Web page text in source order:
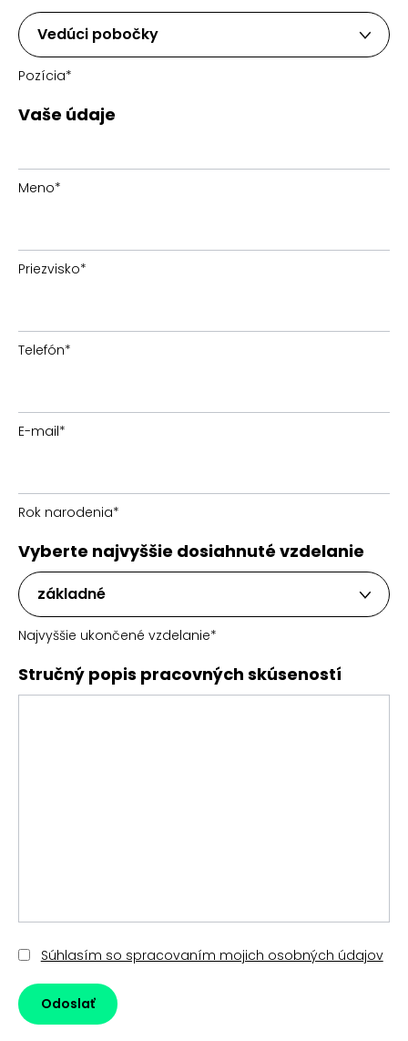
Pozícia*
Vedúci pobočky
Vaše údaje
Meno*
Priezvisko*
Telefón*
E-mail*
Rok narodenia*
Vyberte najvyššie dosiahnuté vzdelanie
Najvyššie ukončené vzdelanie*
základné
Stručný popis pracovných skúseností
Súhlasím so spracovaním mojich osobných údajov
Odoslať